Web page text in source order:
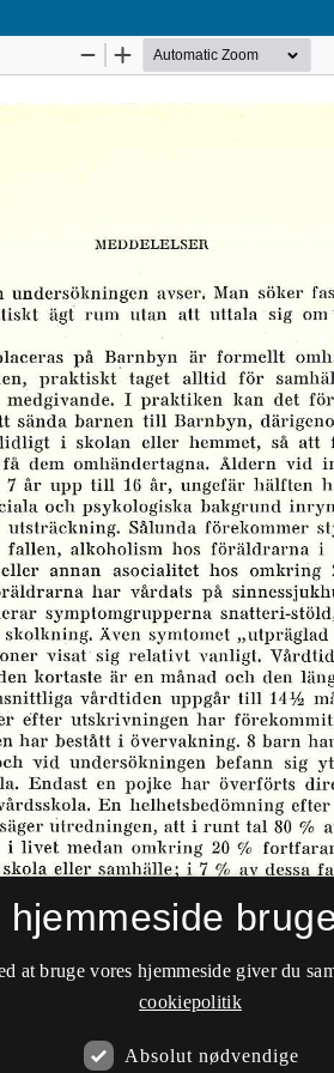
hjemmeside
at bruge vores hjemmeside giver du
cookiepolitik
Absolut nødvendige